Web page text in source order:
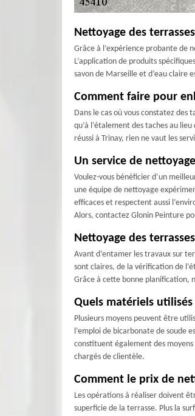
Nettoyage des
Grâce à l’expérience probante de
L’application de produits
savon de Marseille et d’eau claire
Comment faire pour
Dans le cas où vous constatez
qu’à l’étalement des taches au
réussi à Trinay, rien ne vaut les
Un service de
Voulez-vous bénéficier d’un
une équipe de nettoyage
efficaces et respectent aussi
Alors, contactez Glonin Peinture
Nettoyage des
Avant d’entamer les travaux sur
sont claires, de la vérification de
Grâce à cette bonne planification,
Quels matériels
Plusieurs moyens peuvent être
l’emploi de bicarbonate de soude
constituent également des
chargés de clientèle.
Comment le prix de
Les opérations à réaliser doivent
superficie de la terrasse. Plus la